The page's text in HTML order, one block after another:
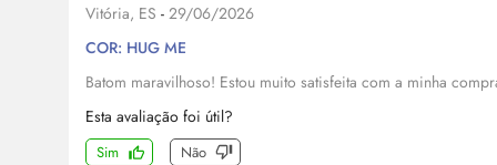
Vitória, ES - 29/06/2026
COR: HUG ME
Batom maravilhoso! Estou muito satisfeita com a minha
Esta avaliação foi útil?
Sim Não